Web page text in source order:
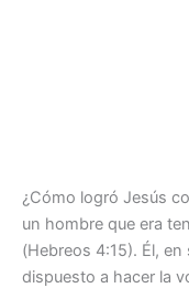
¿Cómo logró Jesús
un hombre que era
(Hebreos 4:15). Él,
dispuesto a hacer la